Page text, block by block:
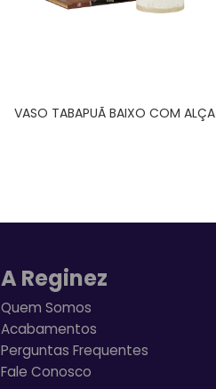
VASO TABAPUÃ BAIXO COM ALÇA
A Reginez
Quem Somos
Acabamentos
Perguntas Frequentes
Fale Conosco